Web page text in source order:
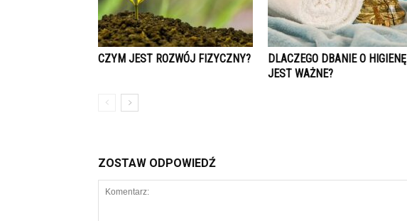
CZYM JEST ROZWÓJ FIZYCZNY?
DLACZEGO DBANIE O HIGIENĘ
JEST WAŻNE?
ZOSTAW ODPOWIEDŹ